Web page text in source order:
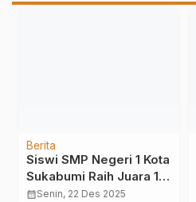
Berita
Siswi SMP Negeri 1 Kota
Sukabumi Raih Juara 1
MHQ ASMILA X BSI
calendar_monthSenin, 22 Des 2025